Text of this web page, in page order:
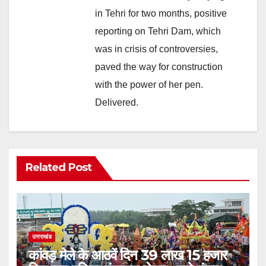
in Tehri for two months, positive
reporting on Tehri Dam, which
was in crisis of controversies,
paved the way for construction
with the power of her pen.
Delivered.
Related Post
उत्तराखंड
कांवड़ मेले के आठवें दिन 39 लाख 15 हजार